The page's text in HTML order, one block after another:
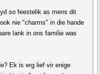
so feestelik as mens dit
nie "charms" in die hande
lank in ons familie was
Ek is erg lief vir enige